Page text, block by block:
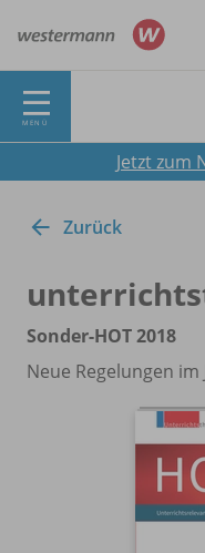
MENÜ
Jetzt zum
Zurück
Sonder-HOT 2018
Neue Regelungen im